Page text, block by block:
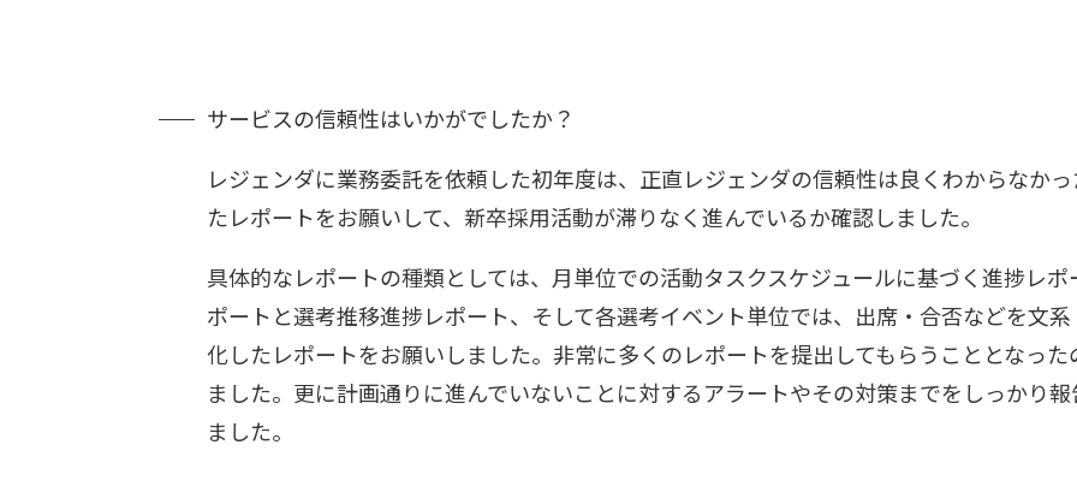
サービスの信頼性はいかがでしたか？
レジェンダに業務委託を依頼した初年度は、正直レジェンダの信頼性は良くわからなか
たレポートをお願いして、新卒採用活動が滞りなく進んでいるか確認しました。
具体的なレポートの種類としては、月単位での活動タスクスケジュールに基づく進捗レ
ポートと選考推移進捗レポート、そして各選考イベント単位では、出席・合否などを文
化したレポートをお願いしました。非常に多くのレポートを提出してもらうこととなっ
ました。更に計画通りに進んでいないことに対するアラートやその対策までをしっかり
ました。